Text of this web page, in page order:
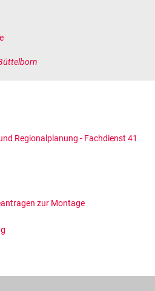
Regionalplanung - Fachdienst 41
zur Montage